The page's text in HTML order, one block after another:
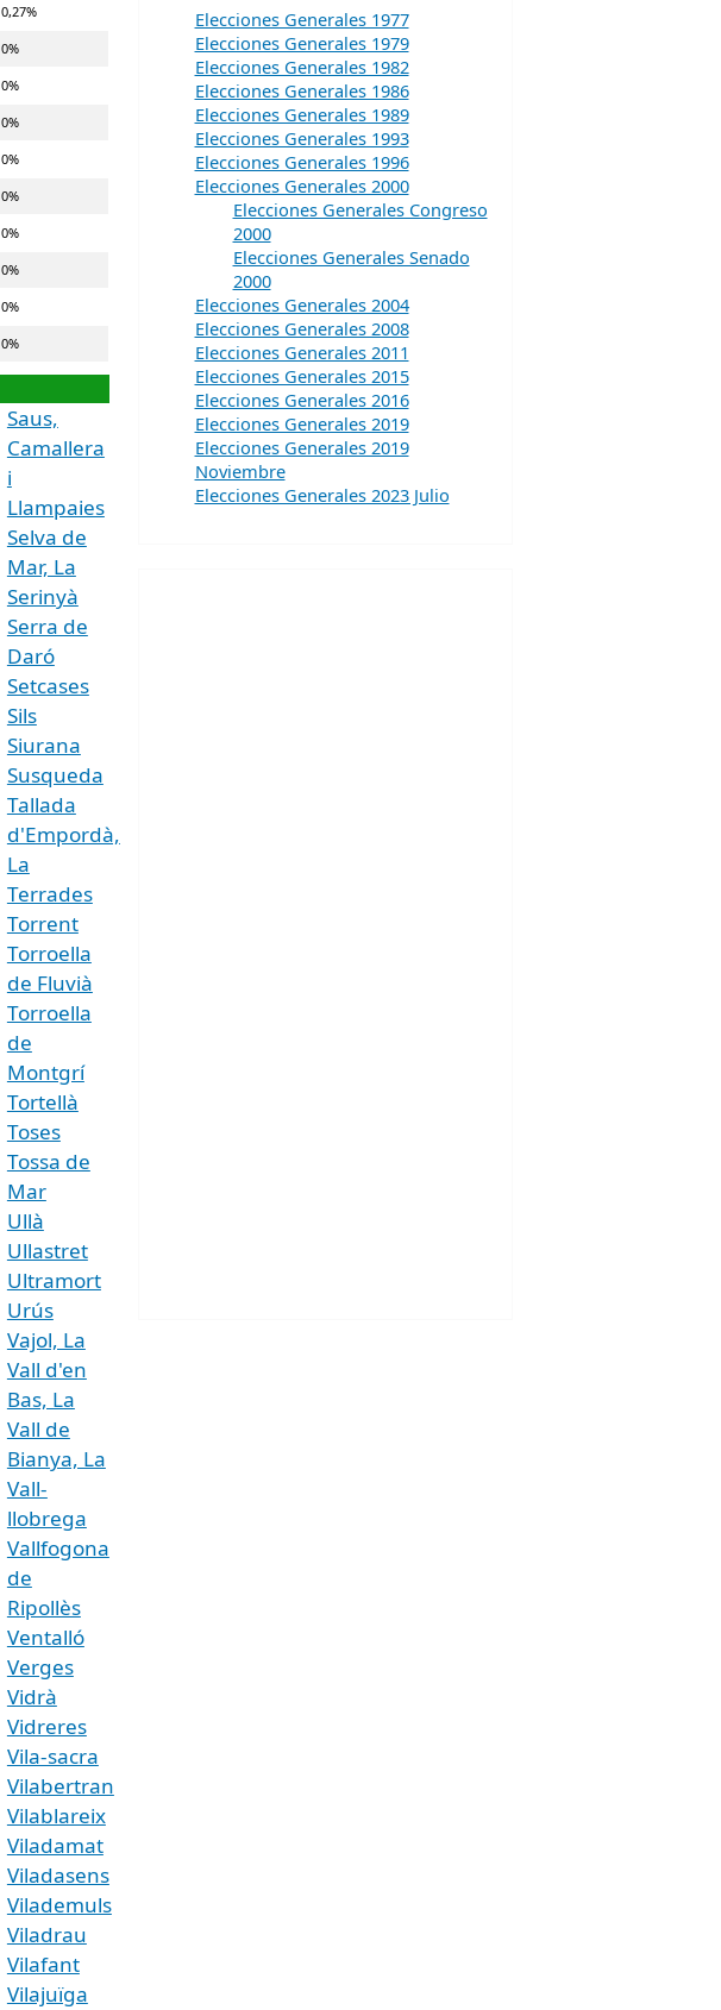
0,27%
0%
0%
0%
0%
0%
0%
0%
0%
0%
Saus,
Camallera
i
Llampaies
Selva de
Mar, La
Serinyà
Serra de
Daró
Setcases
Sils
Siurana
Susqueda
Tallada
d'Empordà,
La
Terrades
Torrent
Torroella
de Fluvià
Torroella
de
Montgrí
Tortellà
Toses
Tossa de
Mar
Ullà
Ullastret
Ultramort
Urús
Vajol, La
Vall d'en
Bas, La
Vall de
Bianya, La
Vall-
llobrega
Vallfogona
de
Ripollès
Ventalló
Verges
Vidrà
Vidreres
Vila-sacra
Vilabertran
Vilablareix
Viladamat
Viladasens
Vilademuls
Viladrau
Vilafant
Vilajuïga
Elecciones Generales 1977
Elecciones Generales 1979
Elecciones Generales 1982
Elecciones Generales 1986
Elecciones Generales 1989
Elecciones Generales 1993
Elecciones Generales 1996
Elecciones Generales 2000
Elecciones Generales Congreso
2000
Elecciones Generales Senado
2000
Elecciones Generales 2004
Elecciones Generales 2008
Elecciones Generales 2011
Elecciones Generales 2015
Elecciones Generales 2016
Elecciones Generales 2019
Elecciones Generales 2019
Noviembre
Elecciones Generales 2023 Julio